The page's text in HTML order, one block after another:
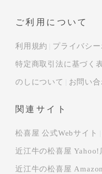
ご利用について
利用規約 プライバシ
特定商取引法に基づく
のしについて お問い
関連サイト
松喜屋 公式Webサイト
近江牛の松喜屋 Yahoo!
近江牛の松喜屋